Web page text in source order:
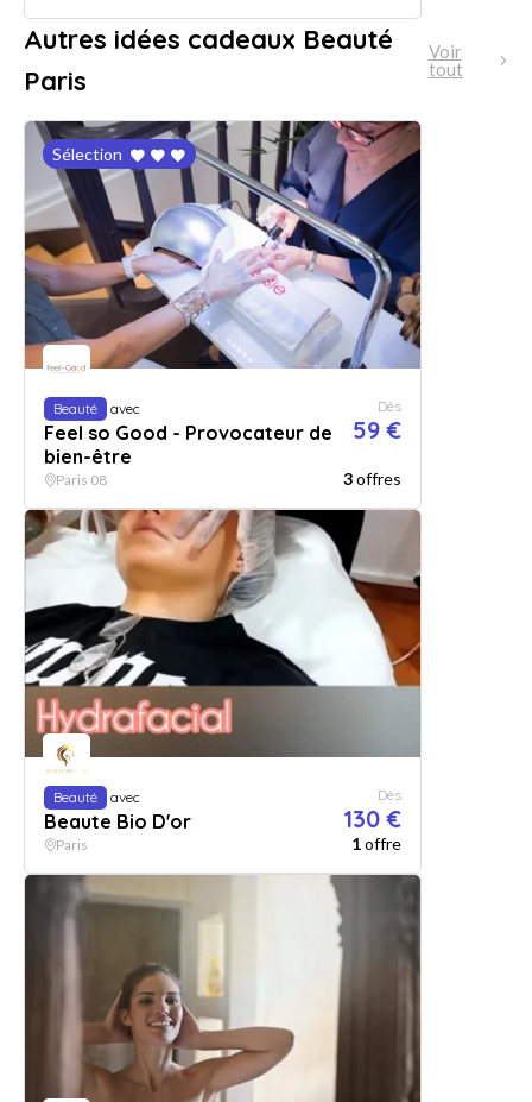
Autres idées cadeaux Beauté
Paris
Voir
tout
Sélection
Beauté avec
Feel so Good - Provocateur de
bien-être
Dès
59 €
Paris 08 3offres
Beauté avec
Beaute Bio D'or
Dès
130 €
Paris 1offre